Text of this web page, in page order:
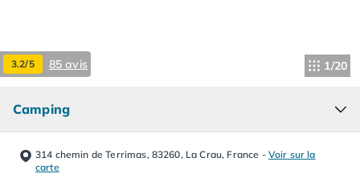
Camping Messanges
Camping Moliets et Maa
Camping Seignosse
Camping Bayonne
3.2/5 85 avis 1/20
Camping
314 chemin de Terrimas, 83260, La Crau, France - Voir sur la
carte